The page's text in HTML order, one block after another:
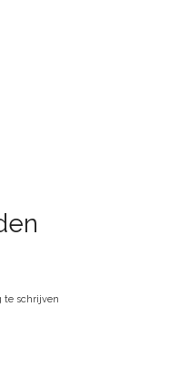
te schrijven